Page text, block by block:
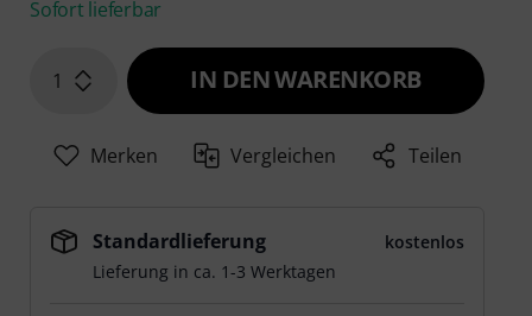
Sofort lieferbar
1 IN DEN WARENKORB
Merken Vergleichen Teilen
Standardlieferung
kostenlos
Lieferung in ca. 1-3 Werktagen